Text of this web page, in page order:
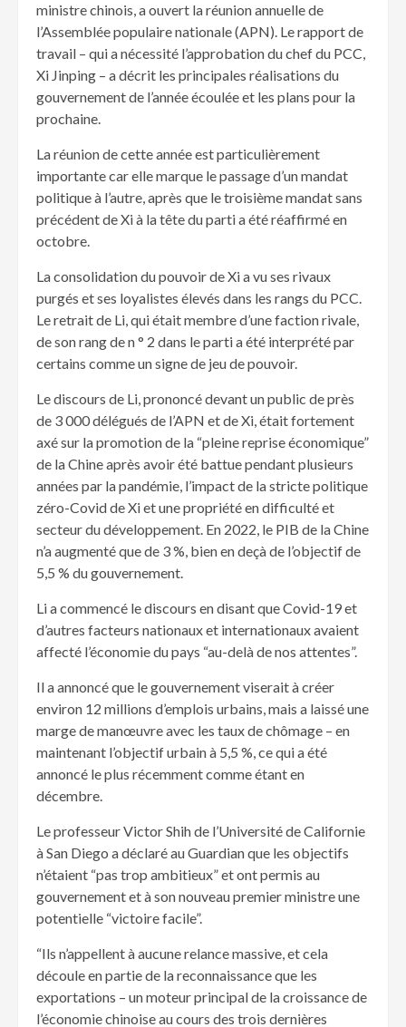
ministre chinois, a ouvert la réunion annuelle de
l’Assemblée populaire nationale (APN). Le rapport de
travail – qui a nécessité l’approbation du chef du PCC,
Xi Jinping – a décrit les principales réalisations du
gouvernement de l’année écoulée et les plans pour la
prochaine.
La réunion de cette année est particulièrement
importante car elle marque le passage d’un mandat
politique à l’autre, après que le troisième mandat sans
précédent de Xi à la tête du parti a été réaffirmé en
octobre.
La consolidation du pouvoir de Xi a vu ses rivaux
purgés et ses loyalistes élevés dans les rangs du PCC.
Le retrait de Li, qui était membre d’une faction rivale,
de son rang de n ° 2 dans le parti a été interprété par
certains comme un signe de jeu de pouvoir.
Le discours de Li, prononcé devant un public de près
de 3 000 délégués de l’APN et de Xi, était fortement
axé sur la promotion de la “pleine reprise économique”
de la Chine après avoir été battue pendant plusieurs
années par la pandémie, l’impact de la stricte politique
zéro-Covid de Xi et une propriété en difficulté et
secteur du développement. En 2022, le PIB de la Chine
n’a augmenté que de 3 %, bien en deçà de l’objectif de
5,5 % du gouvernement.
Li a commencé le discours en disant que Covid-19 et
d’autres facteurs nationaux et internationaux avaient
affecté l’économie du pays “au-delà de nos attentes”.
Il a annoncé que le gouvernement viserait à créer
environ 12 millions d’emplois urbains, mais a laissé une
marge de manœuvre avec les taux de chômage – en
maintenant l’objectif urbain à 5,5 %, ce qui a été
annoncé le plus récemment comme étant en
décembre.
Le professeur Victor Shih de l’Université de Californie
à San Diego a déclaré au Guardian que les objectifs
n’étaient “pas trop ambitieux” et ont permis au
gouvernement et à son nouveau premier ministre une
potentielle “victoire facile”.
“Ils n’appellent à aucune relance massive, et cela
découle en partie de la reconnaissance que les
exportations – un moteur principal de la croissance de
l’économie chinoise au cours des trois dernières